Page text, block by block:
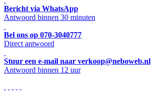
Bericht via WhatsApp
Antwoord binnen 30 minuten
Bel ons op 070-3040777
Direct antwoord
Stuur een e-mail naar verkoop@neboweb.nl
Antwoord binnen 12 uur